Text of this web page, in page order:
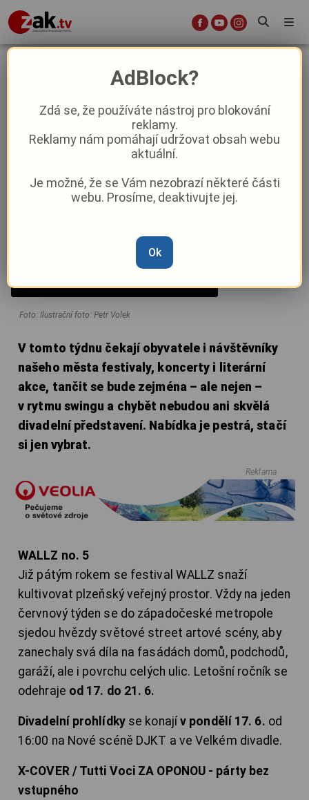
Jak se bude Plzeň bavit třetí
červnový týden?
17. 6. 2024|04:47
Foto: Ilustrační foto: Petr Volek
V tomto týdnu čekají obyvatele i návštěvníky
našeho města festivaly, koncerty i literární
akce, tančit se bude zejména – ale nejen –
v rytmu swingu a chybět nebudou ani skvělá
divadelní představení. Nabídka je pestrá, stačí
si jen vybrat.
Reklama
WALLZ no. 5
Již pátým rokem se festival WALLZ snaží
kultivovat plzeňský veřejný prostor. Vždy na jeden
červnový týden se do západočeské metropole
sjedou hvězdy světové street artové scény, aby
zanechaly svá díla na fasádách domů, podchodů,
garáží, ale i povrchu celých ulic. Letošní ročník se
odehraje od 17. do 21. 6.
Divadelní prohlídkyse konajív pondělí 17. 6. od
16:00 na Nové scéně DJKT a ve Velkém divadle.
X-COVER / Tutti Voci ZA OPONOU - párty bez
vstupného
AdBlock?
Zdá se, že používáte nástroj pro blokování
reklamy.
Reklamy nám pomáhají udržovat obsah webu
aktuální.
Je možné, že se Vám nezobrazí některé části
webu. Prosíme, deaktivujte jej.
Ok